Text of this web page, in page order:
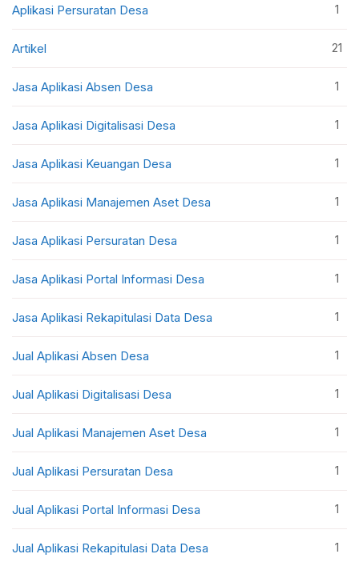
Aplikasi Persuratan Desa 1
Artikel 21
Jasa Aplikasi Absen Desa 1
Jasa Aplikasi Digitalisasi Desa 1
Jasa Aplikasi Keuangan Desa 1
Jasa Aplikasi Manajemen Aset Desa 1
Jasa Aplikasi Persuratan Desa 1
Jasa Aplikasi Portal Informasi Desa 1
Jasa Aplikasi Rekapitulasi Data Desa 1
Jual Aplikasi Absen Desa 1
Jual Aplikasi Digitalisasi Desa 1
Jual Aplikasi Manajemen Aset Desa 1
Jual Aplikasi Persuratan Desa 1
Jual Aplikasi Portal Informasi Desa 1
Jual Aplikasi Rekapitulasi Data Desa 1